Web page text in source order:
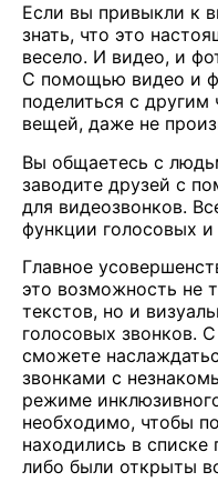
Если вы привыкли к
знать, что это
весело. И видео, и
С помощью видео и
поделиться с
вещей, даже не
Вы общаетесь с
заводите друзей с
для видеозвонков.
функции голосовых и
Главное
это возможность не
текстов, но и
голосовых звонков.
сможете
звонками с
режиме
необходимо, чтобы
находились в списке
либо были открыты